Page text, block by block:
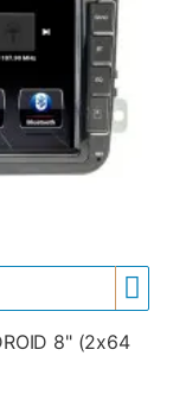
8" (2x64